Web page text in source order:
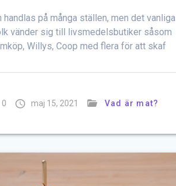
handlas på många ställen, men det vanliga
vänder sig till livsmedelsbutiker såsom
Willys, Coop med flera för att skaf
0 maj 15, 2021 Vad är mat?